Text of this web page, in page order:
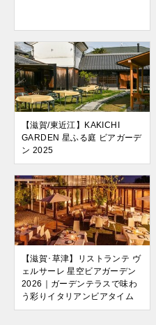
【滋賀/東近江】KAKICHI
GARDEN 星ふる庭 ビアガーデ
ン 2025
【滋賀･草津】リストランテ ヴ
ェルサーレ 星空ビアガーデン
2026｜ガーデンテラスで味わ
う彩りイタリアンビアタイム